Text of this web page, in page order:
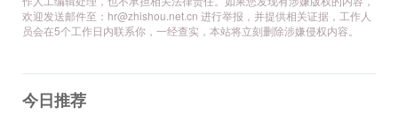
欢迎发送邮件至：hr@zhishou.net.cn 进行举报，并提供相关证据，工作人
员会在5个工作日内联系你，一经查实，本站将立刻删除涉嫌侵权内容。
今日推荐